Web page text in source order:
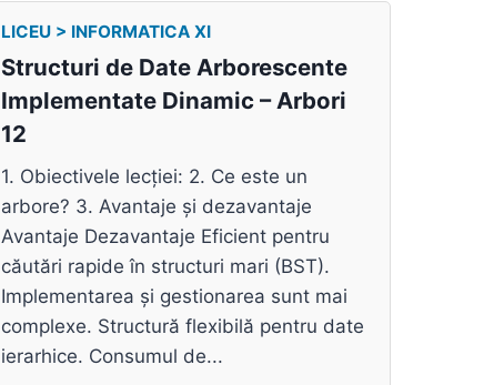
LICEU > INFORMATICA XI
Structuri de Date Arborescente
Implementate Dinamic – Arbori
12
1. Obiectivele lecției: 2. Ce este un
arbore? 3. Avantaje și dezavantaje
Avantaje Dezavantaje Eficient pentru
căutări rapide în structuri mari (BST).
Implementarea și gestionarea sunt mai
complexe. Structură flexibilă pentru date
ierarhice. Consumul de...